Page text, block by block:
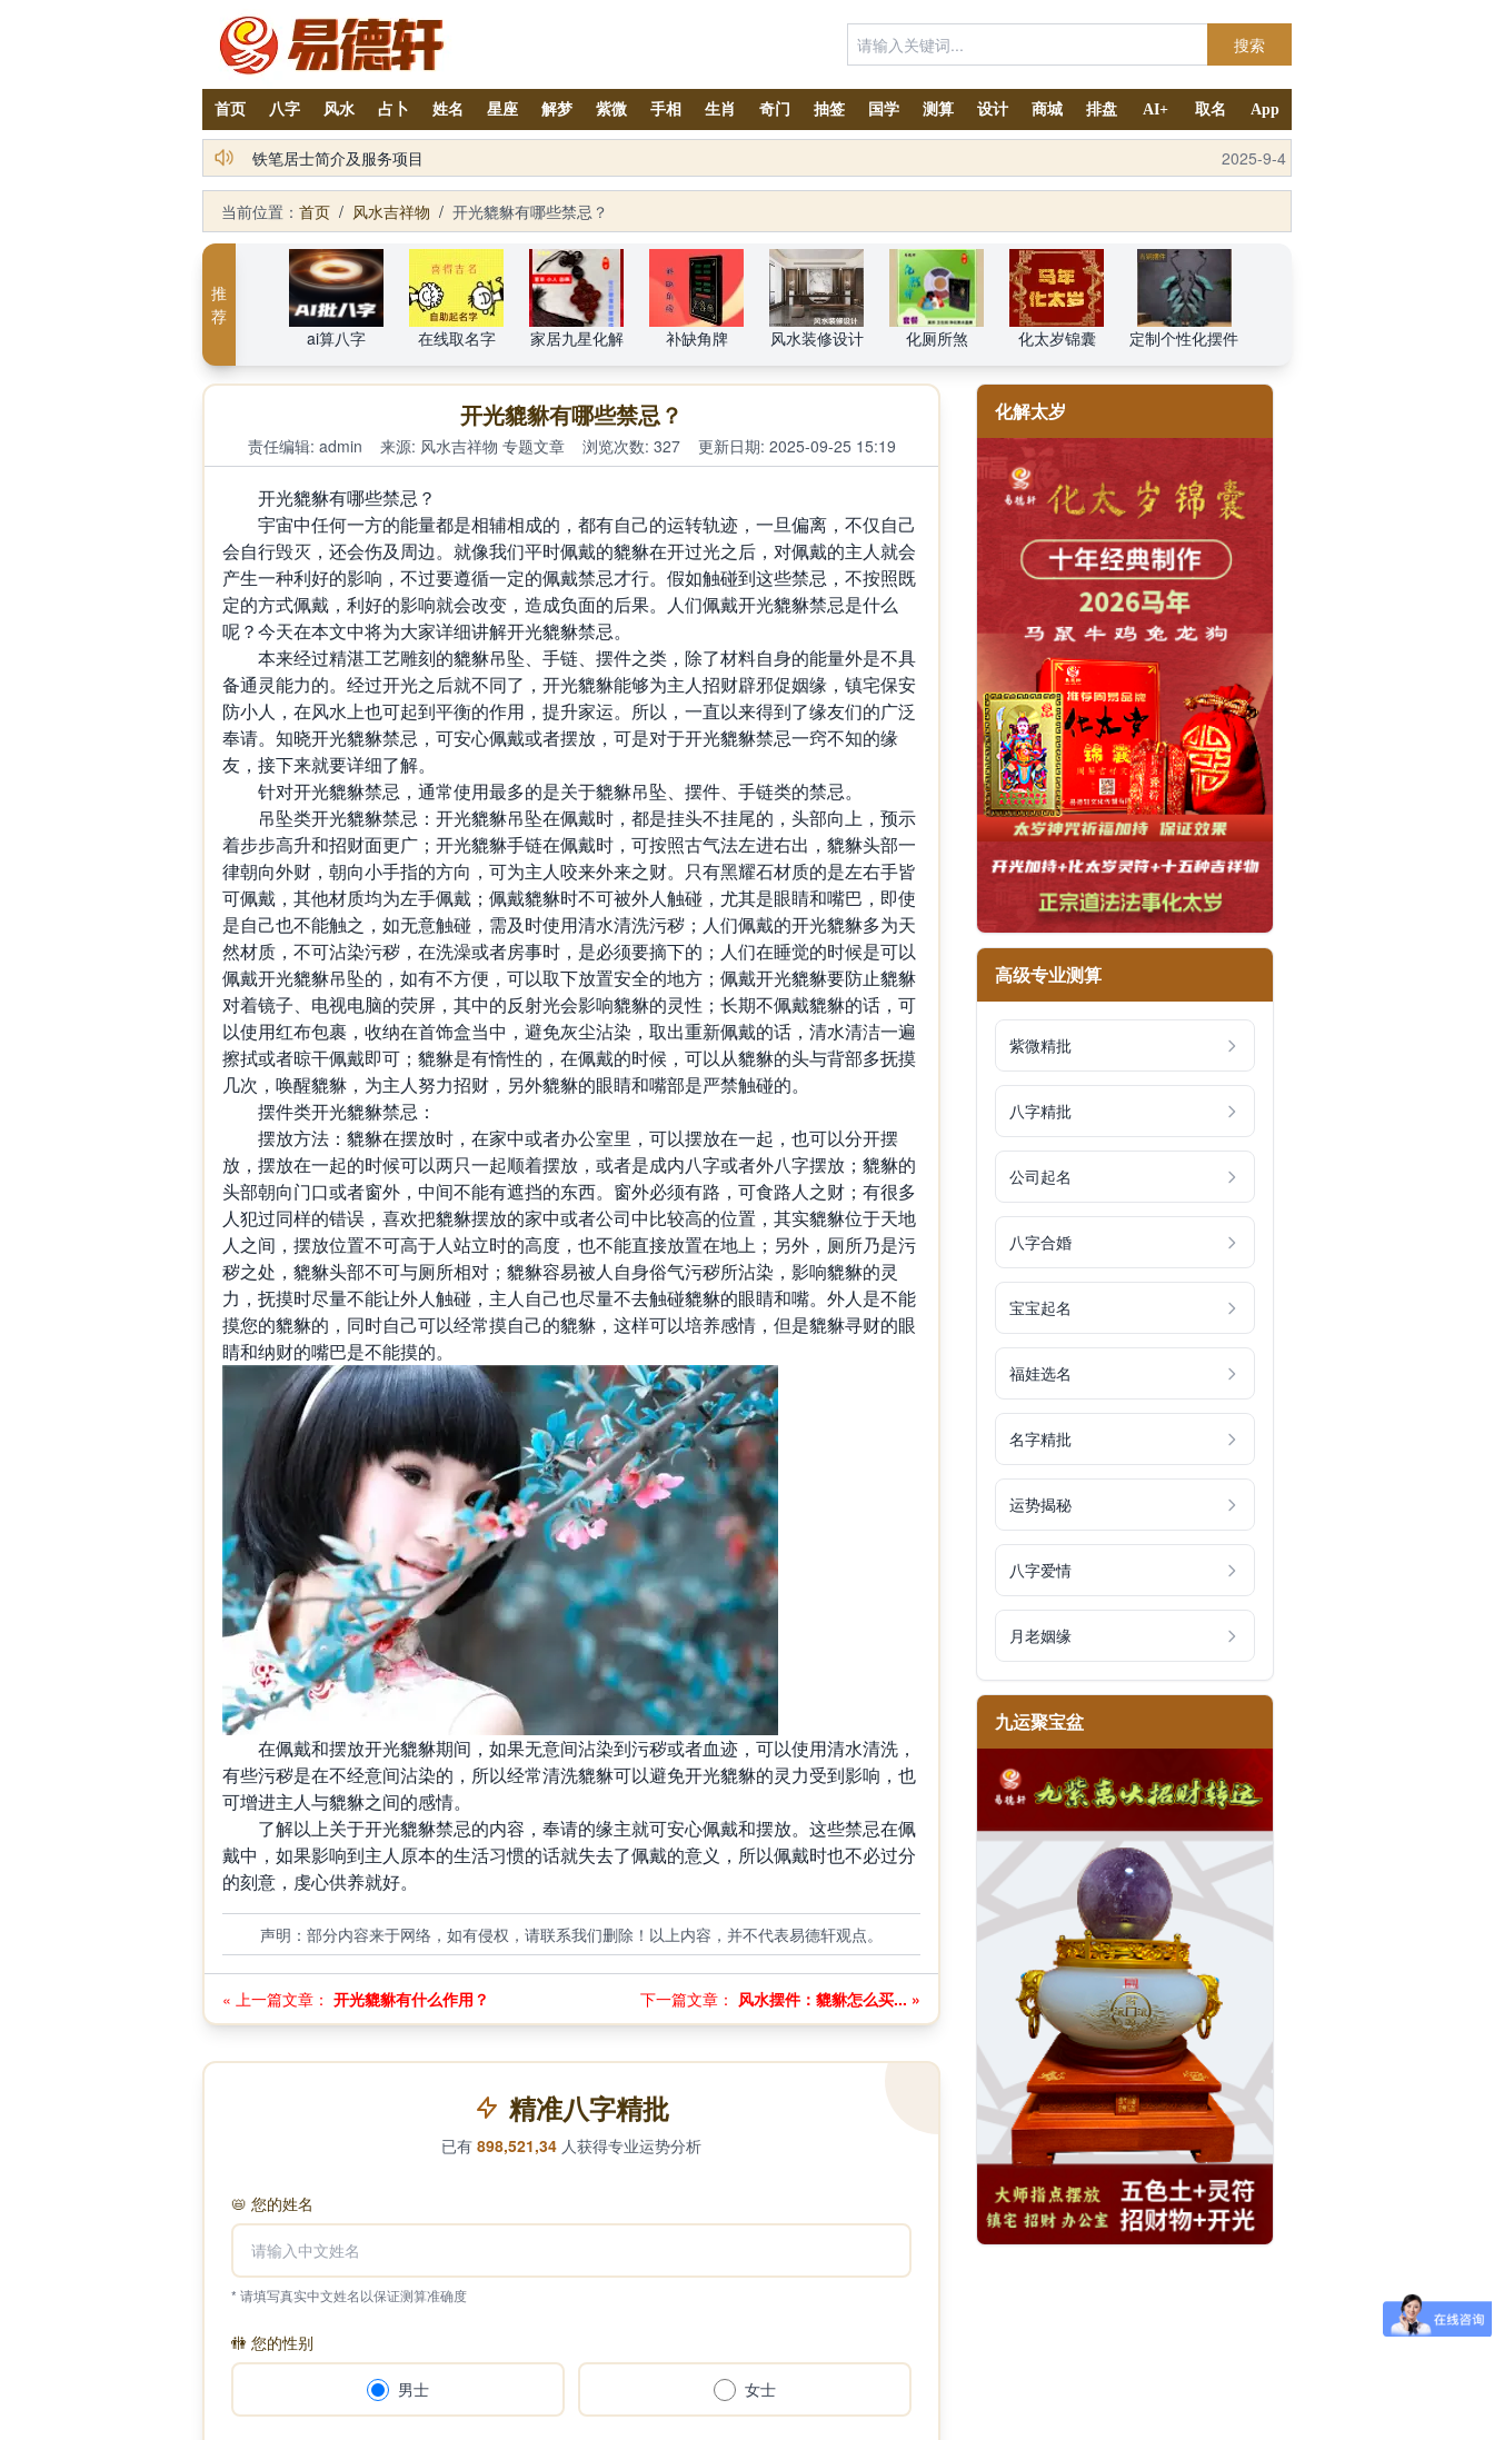
搜索
首页 八字 风水 占卜 姓名 星座 解梦 紫微 手相 生肖 奇门 抽签 国学 测算 设计 商城 排盘 AI+ 取名 App
2026丙午年铁笔居士精批年运说明 2025-10-11
当前位置： 首页 / 风水吉祥物 / 开光貔貅有哪些禁忌？
推
荐
ai算八字
在线取名字 家居九星化解 补缺角牌 风水装修设计 化厕所煞 化太岁锦囊 定制个性化摆件
开光貔貅有哪些禁忌？
责任编辑: admin 来源: 风水吉祥物 专题文章 浏览次数: 327 更新日期: 2025-09-25 15:19
开光貔貅有哪些禁忌？
宇宙中任何一方的能量都是相辅相成的，都有自己的运转轨迹，一旦偏离，不仅自己
会自行毁灭，还会伤及周边。就像我们平时佩戴的貔貅在开过光之后，对佩戴的主人就会
产生一种利好的影响，不过要遵循一定的佩戴禁忌才行。假如触碰到这些禁忌，不按照既
定的方式佩戴，利好的影响就会改变，造成负面的后果。人们佩戴开光貔貅禁忌是什么
呢？今天在本文中将为大家详细讲解开光貔貅禁忌。
本来经过精湛工艺雕刻的貔貅吊坠、手链、摆件之类，除了材料自身的能量外是不具
备通灵能力的。经过开光之后就不同了，开光貔貅能够为主人招财辟邪促姻缘，镇宅保安
防小人，在风水上也可起到平衡的作用，提升家运。所以，一直以来得到了缘友们的广泛
奉请。知晓开光貔貅禁忌，可安心佩戴或者摆放，可是对于开光貔貅禁忌一窍不知的缘
友，接下来就要详细了解。
针对开光貔貅禁忌，通常使用最多的是关于貔貅吊坠、摆件、手链类的禁忌。
吊坠类开光貔貅禁忌：开光貔貅吊坠在佩戴时，都是挂头不挂尾的，头部向上，预示
着步步高升和招财面更广；开光貔貅手链在佩戴时，可按照古气法左进右出，貔貅头部一
律朝向外财，朝向小手指的方向，可为主人咬来外来之财。只有黑耀石材质的是左右手皆
可佩戴，其他材质均为左手佩戴；佩戴貔貅时不可被外人触碰，尤其是眼睛和嘴巴，即使
是自己也不能触之，如无意触碰，需及时使用清水清洗污秽；人们佩戴的开光貔貅多为天
然材质，不可沾染污秽，在洗澡或者房事时，是必须要摘下的；人们在睡觉的时候是可以
佩戴开光貔貅吊坠的，如有不方便，可以取下放置安全的地方；佩戴开光貔貅要防止貔貅
对着镜子、电视电脑的荧屏，其中的反射光会影响貔貅的灵性；长期不佩戴貔貅的话，可
以使用红布包裹，收纳在首饰盒当中，避免灰尘沾染，取出重新佩戴的话，清水清洁一遍
擦拭或者晾干佩戴即可；貔貅是有惰性的，在佩戴的时候，可以从貔貅的头与背部多抚摸
几次，唤醒貔貅，为主人努力招财，另外貔貅的眼睛和嘴部是严禁触碰的。
摆件类开光貔貅禁忌：
摆放方法：貔貅在摆放时，在家中或者办公室里，可以摆放在一起，也可以分开摆
放，摆放在一起的时候可以两只一起顺着摆放，或者是成内八字或者外八字摆放；貔貅的
头部朝向门口或者窗外，中间不能有遮挡的东西。窗外必须有路，可食路人之财；有很多
人犯过同样的错误，喜欢把貔貅摆放的家中或者公司中比较高的位置，其实貔貅位于天地
人之间，摆放位置不可高于人站立时的高度，也不能直接放置在地上；另外，厕所乃是污
秽之处，貔貅头部不可与厕所相对；貔貅容易被人自身俗气污秽所沾染，影响貔貅的灵
力，抚摸时尽量不能让外人触碰，主人自己也尽量不去触碰貔貅的眼睛和嘴。外人是不能
摸您的貔貅的，同时自己可以经常摸自己的貔貅，这样可以培养感情，但是貔貅寻财的眼
睛和纳财的嘴巴是不能摸的。
在佩戴和摆放开光貔貅期间，如果无意间沾染到污秽或者血迹，可以使用清水清洗，
有些污秽是在不经意间沾染的，所以经常清洗貔貅可以避免开光貔貅的灵力受到影响，也
可增进主人与貔貅之间的感情。
了解以上关于开光貔貅禁忌的内容，奉请的缘主就可安心佩戴和摆放。这些禁忌在佩
戴中，如果影响到主人原本的生活习惯的话就失去了佩戴的意义，所以佩戴时也不必过分
的刻意，虔心供养就好。
声明：部分内容来于网络，如有侵权，请联系我们删除！以上内容，并不代表易德轩观点。
« 上一篇文章： 开光貔貅有什么作用？ 下一篇文章： 风水摆件：貔貅怎么买... »
精准八字精批
已有 898,521,34 人获得专业运势分析
📛 您的姓名
* 请填写真实中文姓名以保证测算准确度
🚻 您的性别
男士 女士
化解太岁
高级专业测算
紫微精批
八字精批
公司起名
八字合婚
宝宝起名
福娃选名
名字精批
运势揭秘
八字爱情
月老姻缘
九运聚宝盆